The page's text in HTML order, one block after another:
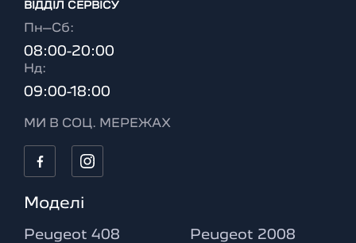
ВІДДІЛ CЕРВІСУ
Пн–Сб:
08:00-20:00
Нд:
09:00-18:00
МИ В СОЦ. МЕРЕЖАХ
Моделі
Peugeot 408 Peugeot 2008